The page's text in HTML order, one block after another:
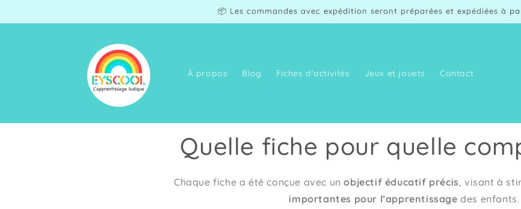
au
📦 Les commandes avec expédition seront préparées et expédiées à
À propos Blog Fiches d'activités Jeux et jouets Contact
Quelle fiche pour quelle
Chaque fiche a été conçue avec unobjectif éducatif précis, visant à
importantes pour l’apprentissagedes enfants.